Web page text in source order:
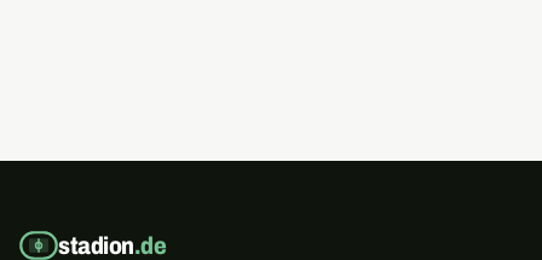
stadion.de